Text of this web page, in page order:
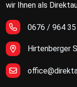
wir Ihnen als
0676 / 964 35
Hirtenberger